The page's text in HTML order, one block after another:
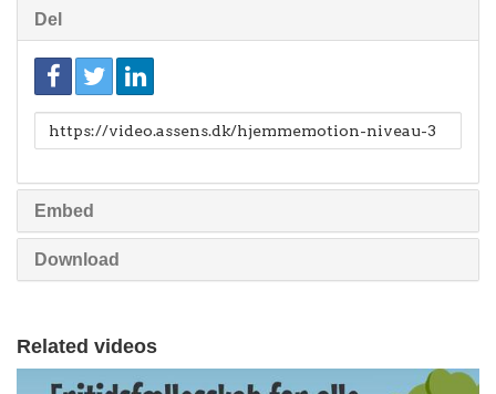
Del
Link
Embed
Download
Related videos